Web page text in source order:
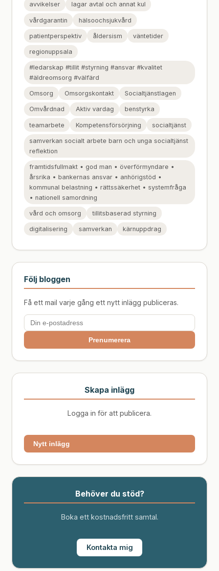
avvikelser lagar avtal och annat kul
vårdgarantin hälsoochsjukvård
patientperspektiv åldersism väntetider
regionuppsala
#ledarskap #tillit #styrning #ansvar #kvalitet
#äldreomsorg #välfärd
Omsorg Omsorgskontakt Socialtjänstlagen
Omvårdnad Aktiv vardag benstyrka
teamarbete Kompetensförsörjning socialtjänst
samverkan socialt arbete barn och unga socialtjänst
reflektion
framtidsfullmakt • god man • överförmyndare •
årsrika • bankernas ansvar • anhörigstöd •
kommunal belastning • rättssäkerhet • systemfråga
• nationell samordning
vård och omsorg tillitsbaserad styrning
digitalisering samverkan kärnuppdrag
Följ bloggen
Få ett mail varje gång ett nytt inlägg publiceras.
Prenumerera
Skapa inlägg
Logga in för att publicera.
Nytt inlägg
Behöver du stöd?
Boka ett kostnadsfritt samtal.
Kontakta mig